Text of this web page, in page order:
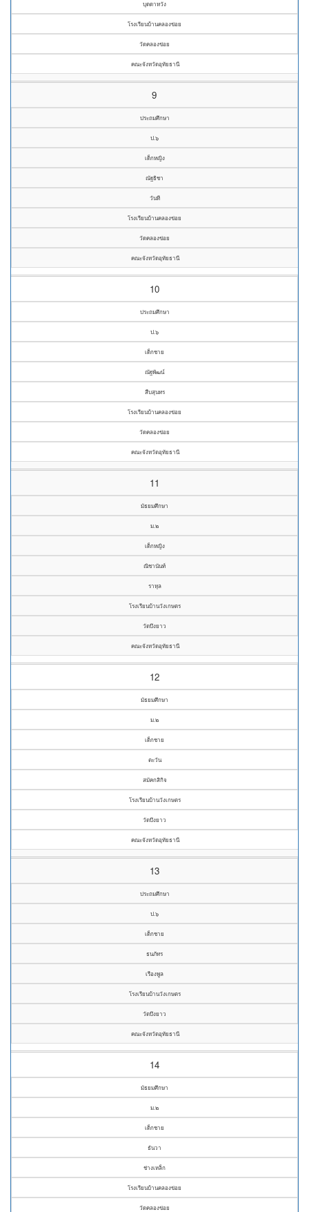
บุดดาหวัง
โรงเรียนบ้านคลองข่อย
วัดคลองข่อย
คณะจังหวัดอุทัยธานี
9
ประถมศึกษา
ป.๖
เด็กหญิง
ณัฐธิชา
วันที
โรงเรียนบ้านคลองข่อย
วัดคลองข่อย
คณะจังหวัดอุทัยธานี
10
ประถมศึกษา
ป.๖
เด็กชาย
ณัฐพัฒน์
สืบสุนทร
โรงเรียนบ้านคลองข่อย
วัดคลองข่อย
คณะจังหวัดอุทัยธานี
11
มัธยมศึกษา
ม.๒
เด็กหญิง
ณิชานันท์
ราหุล
โรงเรียนบ้านวังเกษตร
วัดบึงยาว
คณะจังหวัดอุทัยธานี
12
มัธยมศึกษา
ม.๒
เด็กชาย
ตะวัน
สมัคกสิกิจ
โรงเรียนบ้านวังเกษตร
วัดบึงยาว
คณะจังหวัดอุทัยธานี
13
ประถมศึกษา
ป.๖
เด็กชาย
ธนภัทร
เรืองพูล
โรงเรียนบ้านวังเกษตร
วัดบึงยาว
คณะจังหวัดอุทัยธานี
14
มัธยมศึกษา
ม.๒
เด็กชาย
ธันวา
ช่างเหล็ก
โรงเรียนบ้านคลองข่อย
วัดคลองข่อย